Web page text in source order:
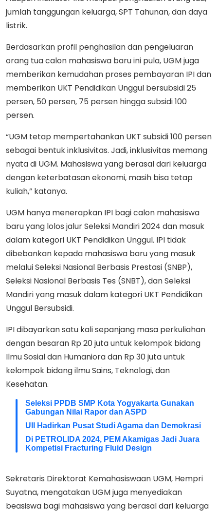
jumlah tanggungan keluarga, SPT Tahunan, dan daya
listrik.
Berdasarkan profil penghasilan dan pengeluaran
orang tua calon mahasiswa baru ini pula, UGM juga
memberikan kemudahan proses pembayaran IPI dan
memberikan UKT Pendidikan Unggul bersubsidi 25
persen, 50 persen, 75 persen hingga subsidi 100
persen.
“UGM tetap mempertahankan UKT subsidi 100 persen
sebagai bentuk inklusivitas. Jadi, inklusivitas memang
nyata di UGM. Mahasiswa yang berasal dari keluarga
dengan keterbatasan ekonomi, masih bisa tetap
kuliah,” katanya.
UGM hanya menerapkan IPI bagi calon mahasiswa
baru yang lolos jalur Seleksi Mandiri 2024 dan masuk
dalam kategori UKT Pendidikan Unggul. IPI tidak
dibebankan kepada mahasiswa baru yang masuk
melalui Seleksi Nasional Berbasis Prestasi (SNBP),
Seleksi Nasional Berbasis Tes (SNBT), dan Seleksi
Mandiri yang masuk dalam kategori UKT Pendidikan
Unggul Bersubsidi.
IPI dibayarkan satu kali sepanjang masa perkuliahan
dengan besaran Rp 20 juta untuk kelompok bidang
Ilmu Sosial dan Humaniora dan Rp 30 juta untuk
kelompok bidang ilmu Sains, Teknologi, dan
Kesehatan.
Seleksi PPDB SMP Kota Yogyakarta Gunakan
Gabungan Nilai Rapor dan ASPD
UII Hadirkan Pusat Studi Agama dan Demokrasi
Di PETROLIDA 2024, PEM Akamigas Jadi Juara
Kompetisi Fracturing Fluid Design
Sekretaris Direktorat Kemahasiswaan UGM, Hempri
Suyatna, mengatakan UGM juga menyediakan
beasiswa bagi mahasiswa yang berasal dari keluarga